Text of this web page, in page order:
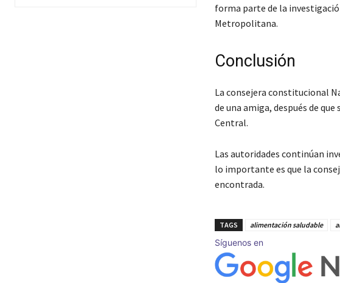
forma parte de la
Metropolitana.
Conclusión
La consejera constitucional
de una amiga, después de
Central.
Las autoridades continúan
lo importante es que la
encontrada.
TAGS alimentación saludable
Síguenos en